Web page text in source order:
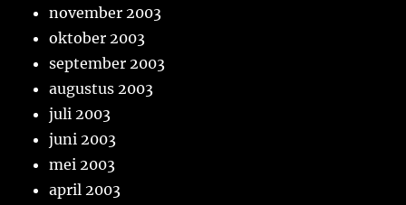
november 2003
oktober 2003
september 2003
augustus 2003
juli 2003
juni 2003
mei 2003
april 2003